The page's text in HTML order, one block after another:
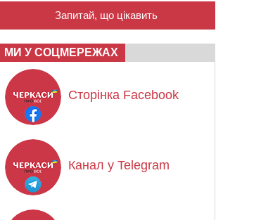
Запитай, що цікавить
МИ У СОЦМЕРЕЖАХ
Сторінка Facebook
Канал у Telegram